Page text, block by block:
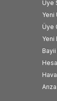
Üye
Yeni
Üye
Yeni